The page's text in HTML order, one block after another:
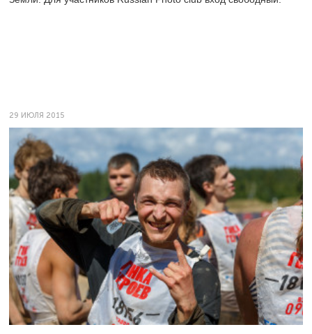
29 ИЮЛЯ 2015